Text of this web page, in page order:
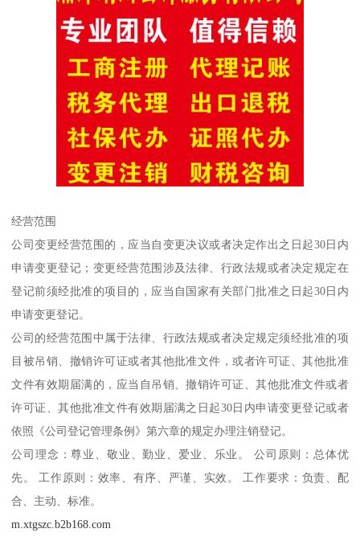
经营范围
公司变更经营范围的，应当自变更决议或者决定作出之日起30日内
申请变更登记；变更经营范围涉及法律、行政法规或者决定规定在
登记前须经批准的项目的，应当自国家有关部门批准之日起30日内
申请变更登记。
公司的经营范围中属于法律、行政法规或者决定规定须经批准的项
目被吊销、撤销许可证或者其他批准文件，或者许可证、其他批准
文件有效期届满的，应当自吊销、撤销许可证、其他批准文件或者
许可证、其他批准文件有效期届满之日起30日内申请变更登记或者
依照《公司登记管理条例》第六章的规定办理注销登记。
公司理念：尊业、敬业、勤业、爱业、乐业。 公司原则：总体优
先。 工作原则：效率、有序、严谨、实效。 工作要求：负责、配
合、主动、标准。
m.xtgszc.b2b168.com